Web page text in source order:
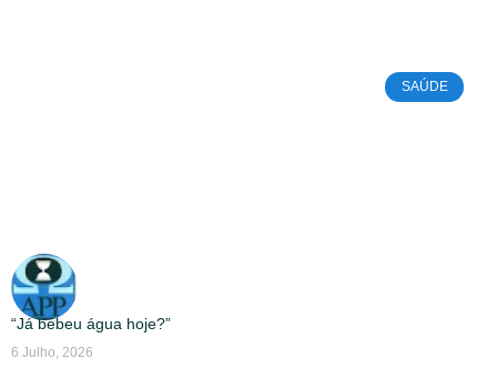
SAÚDE
“Já bebeu água hoje?”
6 Julho, 2026